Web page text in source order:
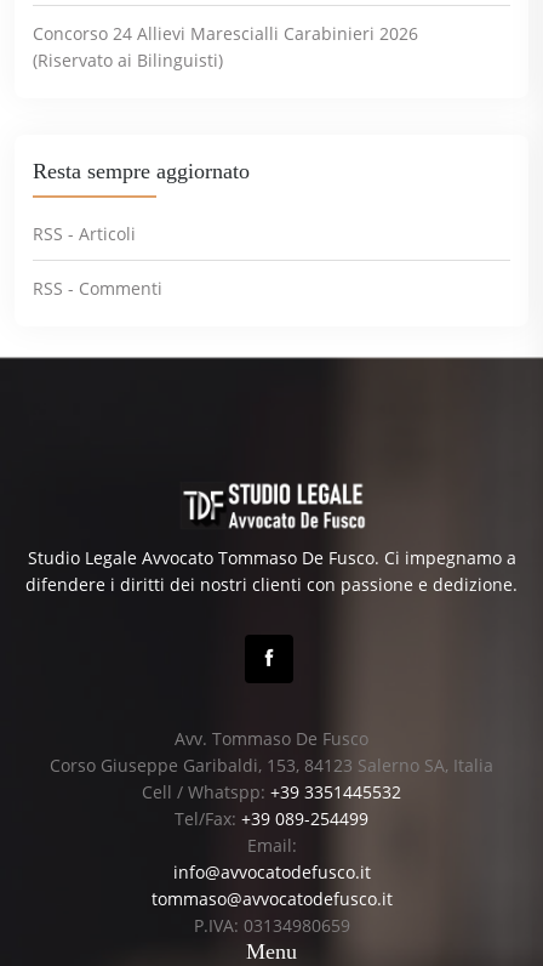
Concorso 24 Allievi Marescialli Carabinieri 2026
(Riservato ai Bilinguisti)
Resta sempre aggiornato
RSS - Articoli
RSS - Commenti
Studio Legale Avvocato Tommaso De Fusco. Ci impegnamo a
difendere i diritti dei nostri clienti con passione e dedizione.
Avv. Tommaso De Fusco
Corso Giuseppe Garibaldi, 153, 84123 Salerno SA, Italia
Cell / Whatspp: +39 3351445532
Tel/Fax: +39 089-254499
Email:
info@avvocatodefusco.it
tommaso@avvocatodefusco.it
P.IVA: 03134980659
Menu